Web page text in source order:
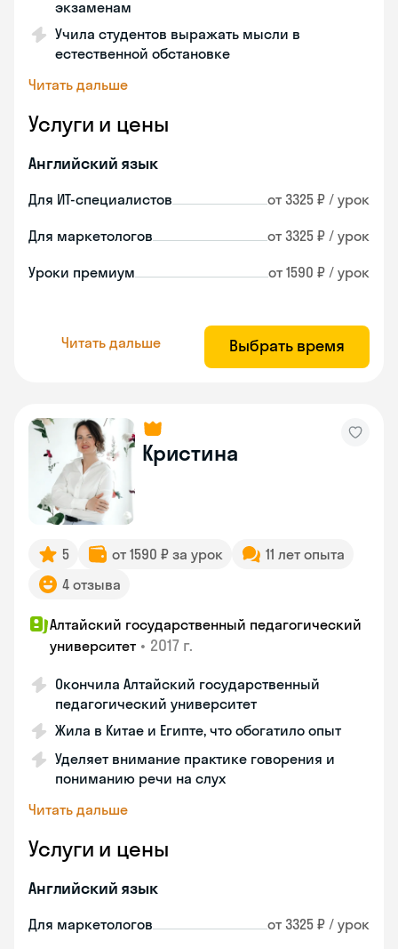
экзаменам
Учила студентов выражать мысли в
естественной обстановке
Читать дальше
Услуги и цены
Английский язык
Для ИТ-специалистов от 3325 ₽ / урок
Для маркетологов от 3325 ₽ / урок
Уроки премиум от 1590 ₽ / урок
Читать дальше Выбрать время
Кристина
5 от 1590 ₽ за урок
11 лет опыта
4 отзыва
Алтайский государственный педагогический
университет • 2017 г.
Окончила Алтайский государственный
педагогический университет
Жила в Китае и Египте, что обогатило опыт
Уделяет внимание практике говорения и
пониманию речи на слух
Читать дальше
Услуги и цены
Английский язык
Для маркетологов от 3325 ₽ / урок